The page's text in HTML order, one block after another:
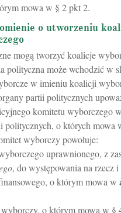
mowa w § 2 pkt 2.
o utworzeniu
mogą tworzyć koalicje
polityczna może wchodzić w
w imieniu koalicji
partii politycznych
komitetu wyborczego
politycznych, o których mowa
wyborczy powołuje:
uprawnionego, z
, do występowania na rzecz
o którym mowa w
wyborczy, o którym mowa w §